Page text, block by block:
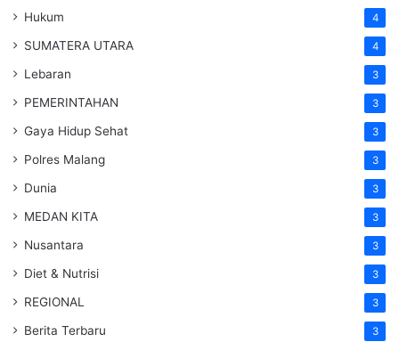
Hukum 4
SUMATERA UTARA 4
Lebaran 3
PEMERINTAHAN 3
Gaya Hidup Sehat 3
Polres Malang 3
Dunia 3
MEDAN KITA 3
Nusantara 3
Diet & Nutrisi 3
REGIONAL 3
Berita Terbaru 3